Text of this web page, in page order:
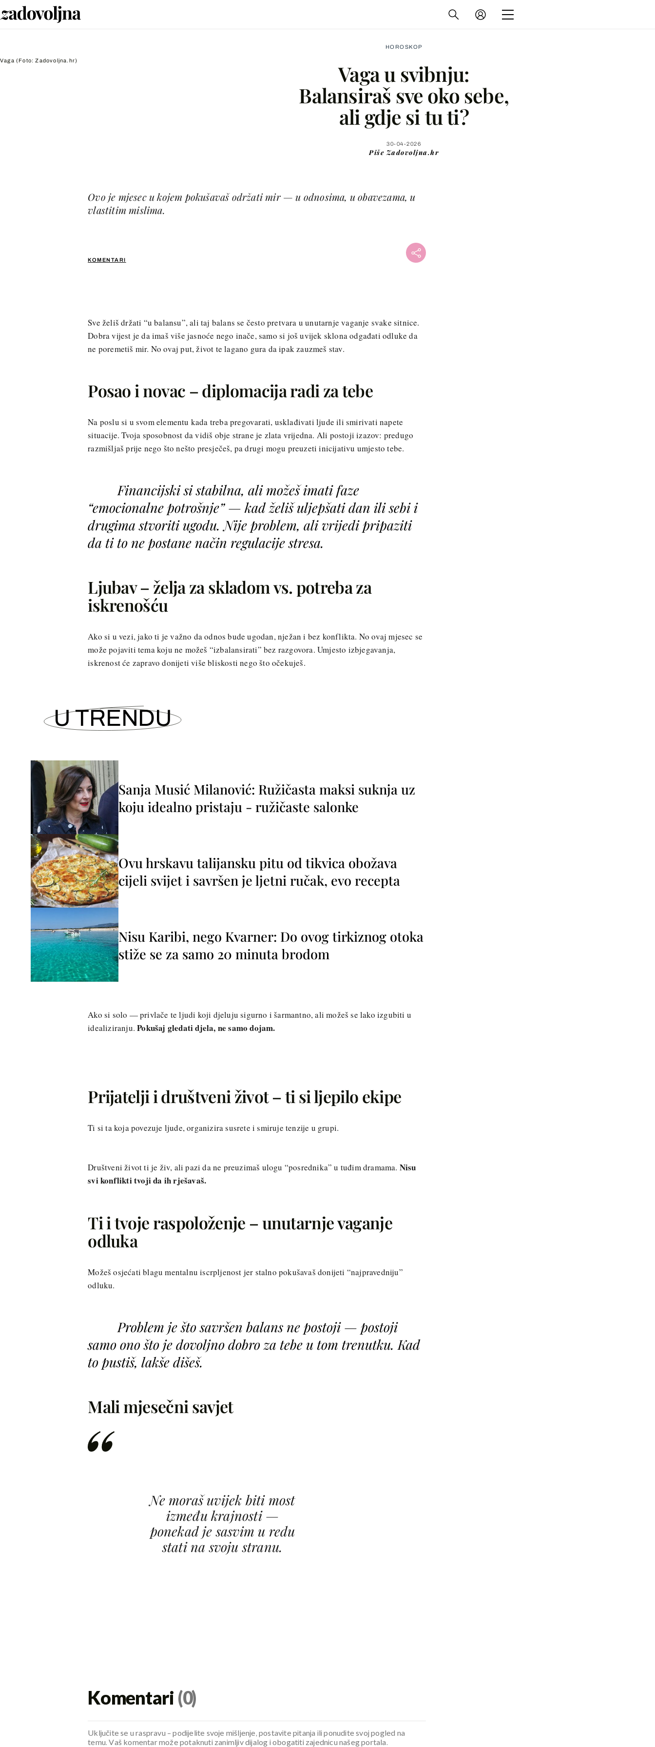
Vaga (Foto: Zadovoljna.hr)
HOROSKOP
Vaga u svibnju:
Balansiraš sve oko sebe,
ali gdje si tu ti?
30-04-2026
Piše Zadovoljna.hr
KOMENTARI
Ovo je mjesec u kojem pokušavaš održati mir — u odnosima, u obavezama, u
vlastitim mislima.
Sve želiš držati “u balansu”, ali taj balans se često pretvara u unutarnje vaganje svake sitnice.
Dobra vijest je da imaš više jasnoće nego inače, samo si još uvijek sklona odgađati odluke da
ne poremetiš mir. No ovaj put, život te lagano gura da ipak zauzmeš stav.
Posao i novac – diplomacija radi za tebe
Na poslu si u svom elementu kada treba pregovarati, usklađivati ljude ili smirivati napete
situacije. Tvoja sposobnost da vidiš obje strane je zlata vrijedna. Ali postoji izazov: predugo
razmišljaš prije nego što nešto presječeš, pa drugi mogu preuzeti inicijativu umjesto tebe.
Financijski si stabilna, ali možeš imati faze
“emocionalne potrošnje” — kad želiš uljepšati dan ili sebi i
drugima stvoriti ugodu. Nije problem, ali vrijedi pripaziti
da ti to ne postane način regulacije stresa.
Ljubav – želja za skladom vs. potreba za
iskrenošću
Ako si u vezi, jako ti je važno da odnos bude ugodan, nježan i bez konflikta. No ovaj mjesec se
može pojaviti tema koju ne možeš “izbalansirati” bez razgovora. Umjesto izbjegavanja,
iskrenost će zapravo donijeti više bliskosti nego što očekuješ.
U TRENDU
Sanja Musić Milanović: Ružičasta maksi suknja uz
koju idealno pristaju - ružičaste salonke
Ovu hrskavu talijansku pitu od tikvica obožava
cijeli svijet i savršen je ljetni ručak, evo recepta
Nisu Karibi, nego Kvarner: Do ovog tirkiznog otoka
stiže se za samo 20 minuta brodom
Ako si solo — privlače te ljudi koji djeluju sigurno i šarmantno, ali možeš se lako izgubiti u
idealiziranju.Pokušaj gledati djela, ne samo dojam.
Prijatelji i društveni život – ti si ljepilo ekipe
Ti si ta koja povezuje ljude, organizira susrete i smiruje tenzije u grupi.
Društveni život ti je živ, ali pazi da ne preuzimaš ulogu “posrednika” u tuđim dramama. Nisu
svi konflikti tvoji da ih rješavaš.
Ti i tvoje raspoloženje – unutarnje vaganje
odluka
Možeš osjećati blagu mentalnu iscrpljenost jer stalno pokušavaš donijeti “najpravedniju”
odluku.
Problem je što savršen balans ne postoji — postoji
samo ono što je dovoljno dobro za tebe u tom trenutku. Kad
to pustiš, lakše dišeš.
Mali mjesečni savjet
Ne moraš uvijek biti most
između krajnosti —
ponekad je sasvim u redu
stati na svoju stranu.
Komentari (0)
Uključite se u raspravu – podijelite svoje mišljenje, postavite pitanja ili ponudite svoj pogled na
temu. Vaš komentar može potaknuti zanimljiv dijalog i obogatiti zajednicu našeg portala.